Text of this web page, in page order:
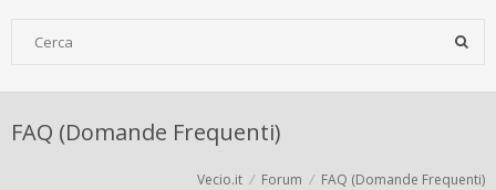
FAQ (Domande Frequenti)
Vecio.it Forum FAQ (Domande Frequenti)